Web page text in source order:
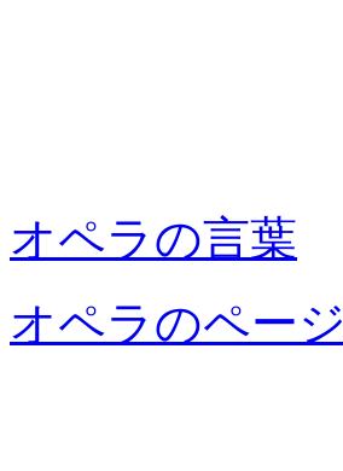
オペラの言葉
オペラのページ